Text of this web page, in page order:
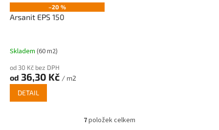
–20 %
Arsanit EPS 150
Skladem (60 m2)
od 30 Kč bez DPH
od 36,30 Kč / m2
DETAIL
O
7položek celkem